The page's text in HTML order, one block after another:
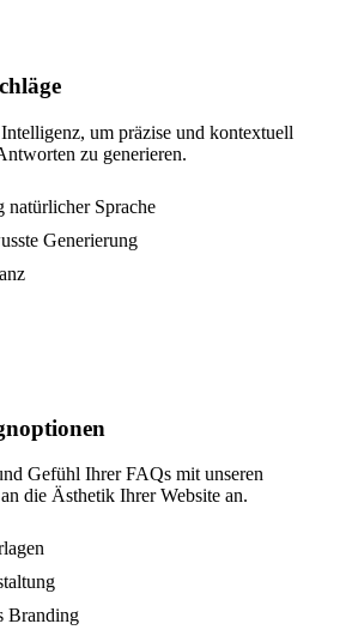
um präzise und kontextuell
zu generieren.
natürlicher Sprache
Generierung
Gefühl Ihrer FAQs mit unseren
die Ästhetik Ihrer Website an.
Branding